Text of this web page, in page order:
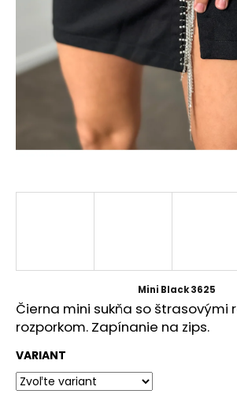
Mini Black 3625
Čierna mini sukňa so štrasovými
rozporkom. Zapínanie na zips.
VARIANT
s
ť
d
o
r
ú
č
a